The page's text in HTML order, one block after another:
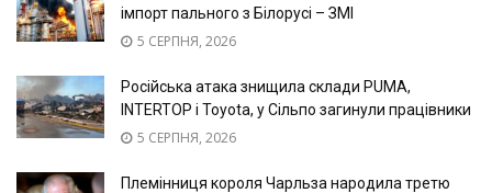
імпорт пального з Білорусі – ЗМІ
5 СЕРПНЯ, 2026
Російська атака знищила склади PUMA,
INTERTOP і Toyota, у Сільпо загинули працівники
5 СЕРПНЯ, 2026
Племінниця короля Чарльза народила третю